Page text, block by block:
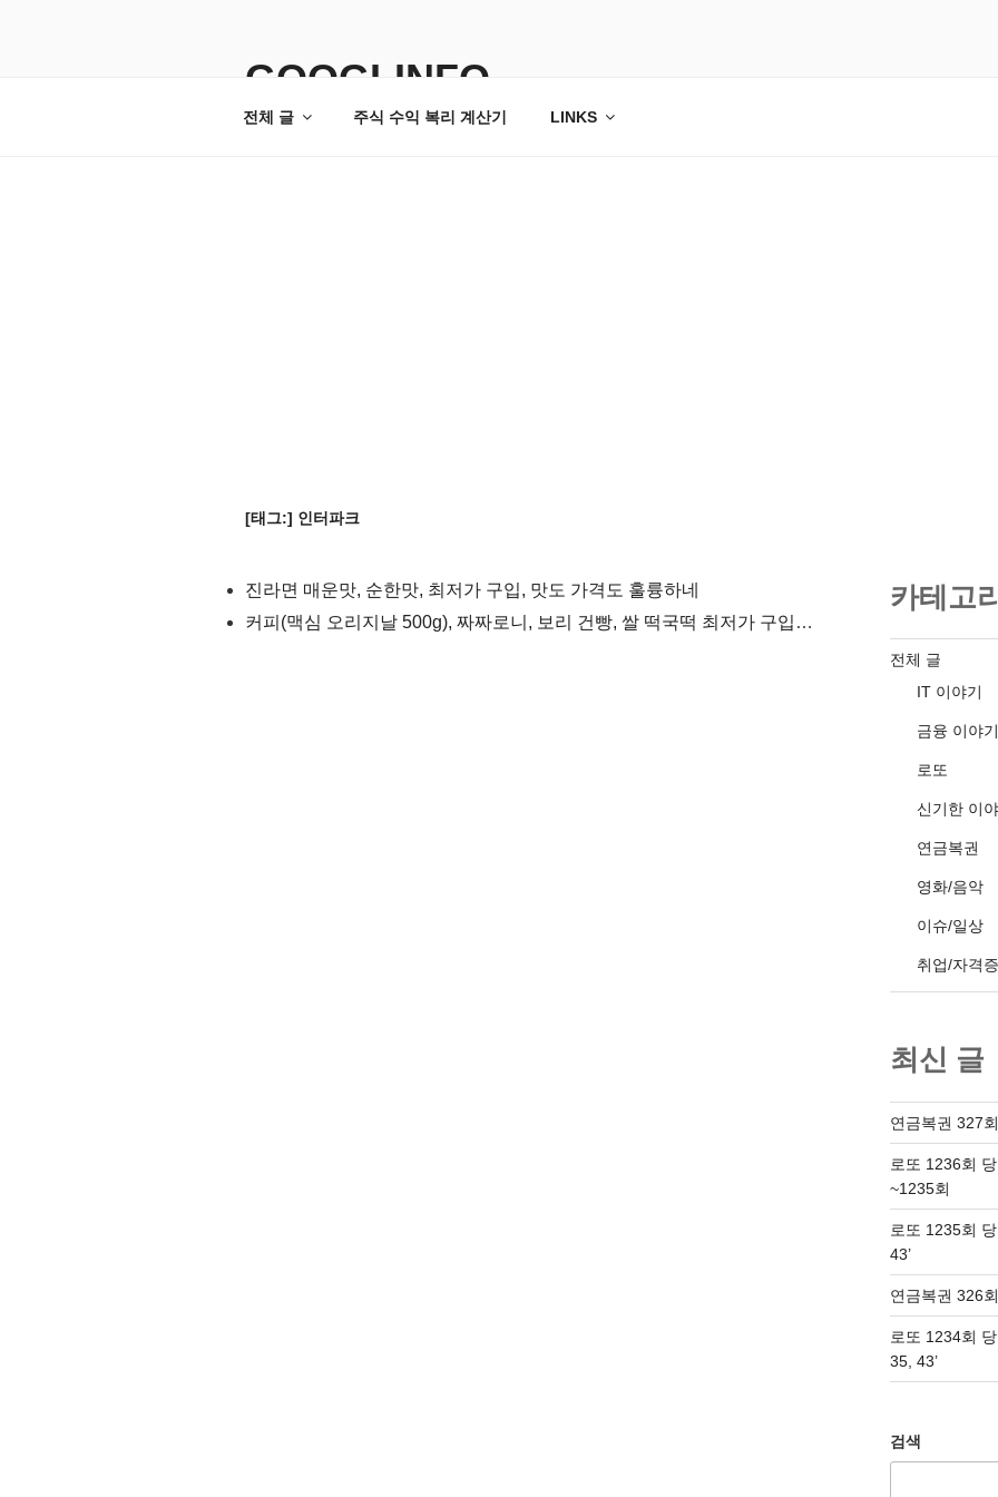
GOOGLINFO
전체 글 주식 수익 복리 계산기 LINKS
[태그:] 인터파크
진라면 매운맛, 순한맛, 최저가 구입, 맛도 가격도 훌륭하네
커피(맥심 오리지날 500g), 짜짜로니, 보리 건빵, 쌀 떡국떡 최저가 구입기. 옥션과 인터파크를 오가며…
카테고리
전체 글
IT 이야기
금융 이야기
로또
신기한 이
연금복권
영화/음악
이슈/일상
취업/자격증
최신 글
연금복권 327
로또 1236회
~1235회
로또 1235회
43’
연금복권 326
로또 1234회
35, 43’
검색